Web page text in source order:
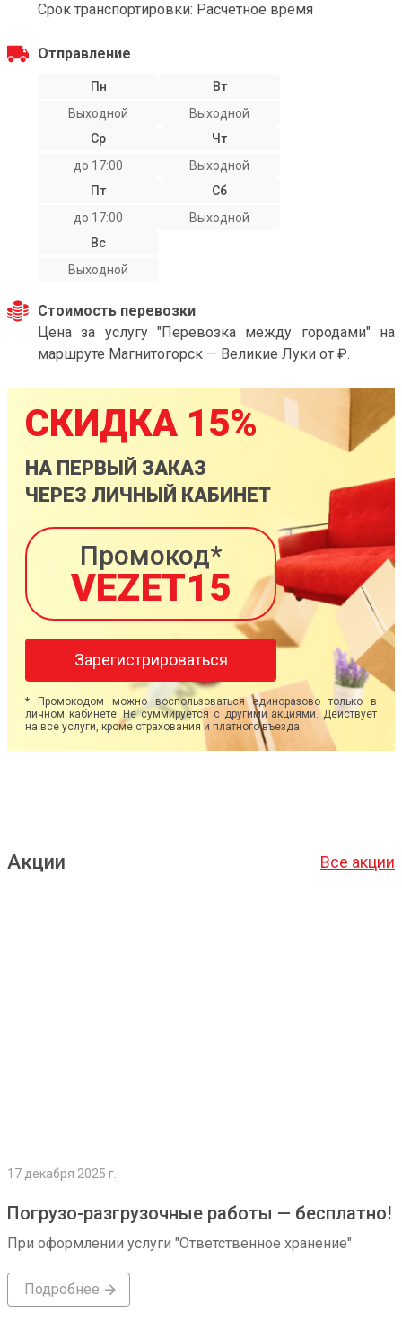
Срок транспортировки: Расчетное время
Отправление
Пн
Выходной
Вт
Выходной
Ср
до 17:00
Чт
Выходной
Пт
до 17:00
Сб
Выходной
Вс
Выходной
Стоимость перевозки
Цена за услугу "Перевозка между городами" на
маршруте Магнитогорск — Великие Луки от ₽.
СКИДКА 15%
НА ПЕРВЫЙ ЗАКАЗ
ЧЕРЕЗ ЛИЧНЫЙ КАБИНЕТ
Промокод*
VEZET15
Зарегистрироваться
* Промокодом можно воспользоваться единоразово только в
личном кабинете. Не суммируется с другими акциями. Действует
на все услуги, кроме страхования и платного въезда.
Акции Все акции
17 декабря 2025 г.
Погрузо-разгрузочные работы — бесплатно!
При оформлении услуги "Ответственное хранение"
Подробнее